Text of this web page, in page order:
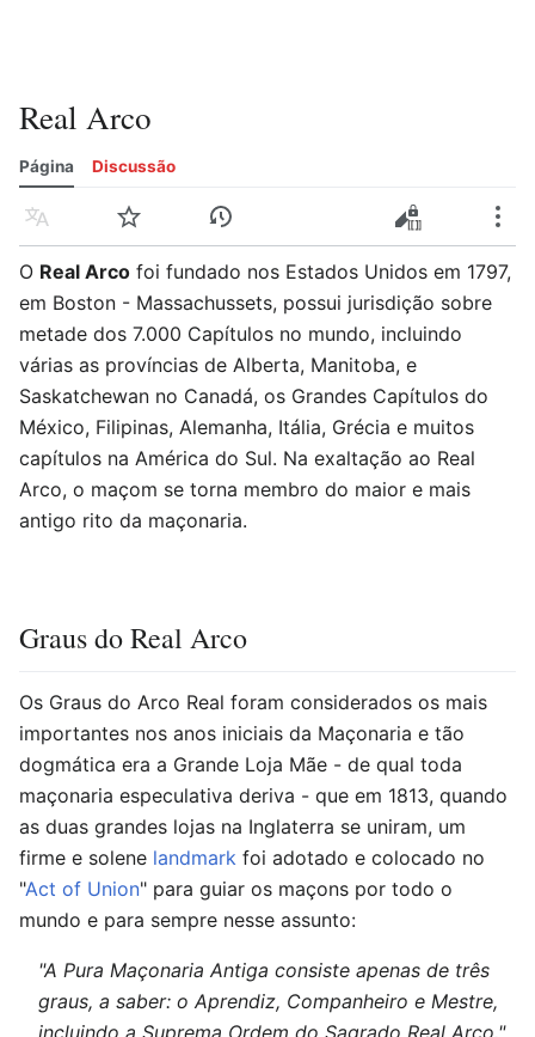
Real Arco
Página Discussão
Idioma Vigiar Histórico Editar código-fonte
O Real Arco foi fundado nos Estados Unidos em 1797,
em Boston - Massachussets, possui jurisdição sobre
metade dos 7.000 Capítulos no mundo, incluindo
várias as províncias de Alberta, Manitoba, e
Saskatchewan no Canadá, os Grandes Capítulos do
México, Filipinas, Alemanha, Itália, Grécia e muitos
capítulos na América do Sul. Na exaltação ao Real
Arco, o maçom se torna membro do maior e mais
antigo rito da maçonaria.
Graus do Real Arco
Os Graus do Arco Real foram considerados os mais
importantes nos anos iniciais da Maçonaria e tão
dogmática era a Grande Loja Mãe - de qual toda
maçonaria especulativa deriva - que em 1813, quando
as duas grandes lojas na Inglaterra se uniram, um
firme e solene landmark foi adotado e colocado no
"Act of Union" para guiar os maçons por todo o
mundo e para sempre nesse assunto:
"A Pura Maçonaria Antiga consiste apenas de três
graus, a saber: o Aprendiz, Companheiro e Mestre,
incluindo a Suprema Ordem do Sagrado Real Arco."